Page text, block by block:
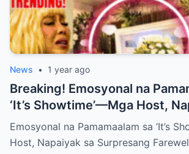
News • 1 year ago
Breaking! Emosyonal na
‘It’s Showtime’—Mga Host,
Surpresang Farewell ng
Emosyonal na Pamamaalam sa ‘It’s
Host, Napaiyak sa Surpresang